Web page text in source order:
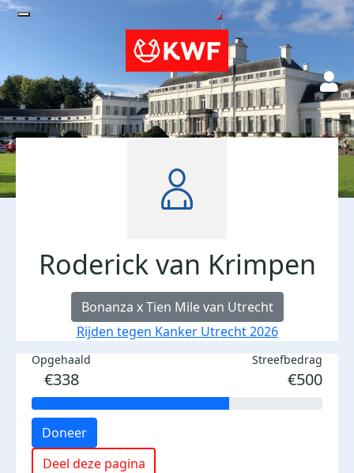
Roderick van Krimpen
Bonanza x Tien Mile van Utrecht
Rijden tegen Kanker Utrecht 2026
Opgehaald
€338
Streefbedrag
€500
Doneer
Deel deze pagina